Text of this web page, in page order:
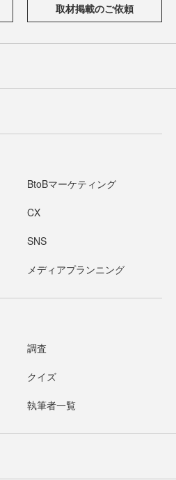
取材掲載のご依頼
BtoBマーケティング
CX
SNS
メディアプランニング
調査
クイズ
執筆者一覧